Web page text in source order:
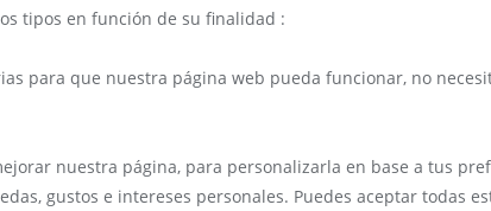
tipos en función de su finalidad :
para que nuestra página web pueda funcionar, no
nuestra página, para personalizarla en base a tus
gustos e intereses personales. Puedes aceptar todas